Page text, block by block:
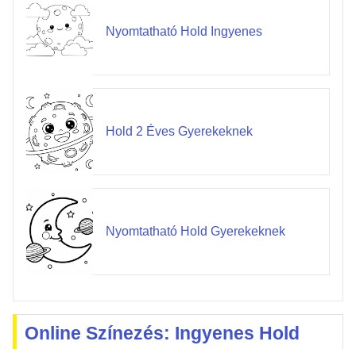
Nyomtatható Hold Ingyenes
Hold 2 Éves Gyerekeknek
Nyomtatható Hold Gyerekeknek
Online Színezés: Ingyenes Hold